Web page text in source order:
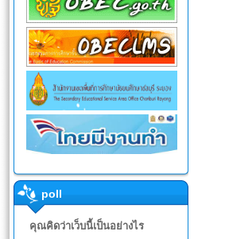
poll
คุณคิดว่าเว็บนี้เป็นอย่างไร